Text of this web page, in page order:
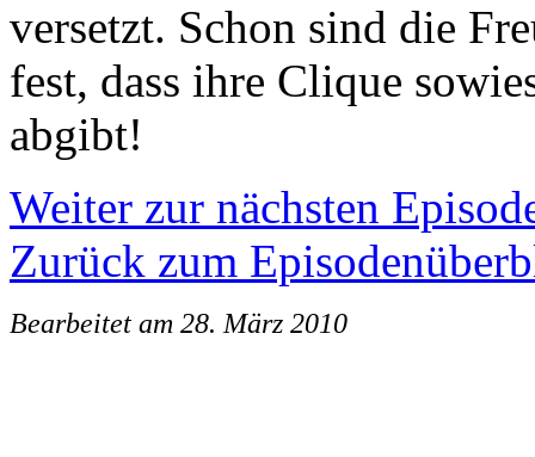
versetzt. Schon sind die
fest, dass ihre Clique
abgibt!
Weiter zur nächsten
Zurück zum
Bearbeitet am 28. März 2010